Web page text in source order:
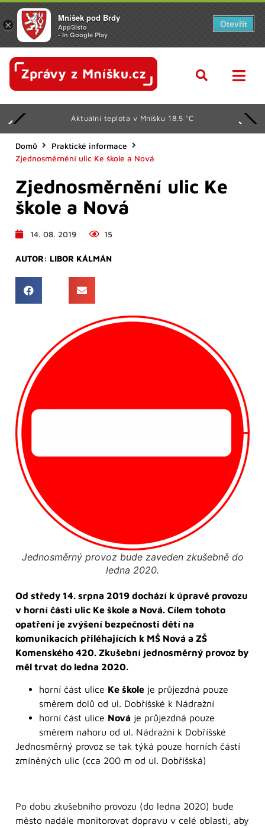
Aktuální teplota v Mníšku 18.5 °C
Domů
Praktické informace
Zjednosměrnění ulic Ke škole a Nová
Zjednosměrnění ulic Ke
škole a Nová
14. 08. 2019 15
AUTOR: LIBOR KÁLMÁN
Jednosměrný provoz bude zaveden zkušebně do
ledna 2020.
Od středy 14. srpna 2019 dochází k úpravě provozu
v horní části ulic Ke škole a Nová. Cílem tohoto
opatření je zvýšení bezpečnosti dětí na
komunikacích přiléhajících k MŠ Nová a ZŠ
Komenského 420. Zkušební jednosměrný provoz by
měl trvat do ledna 2020.
horní část ulice Ke škole je průjezdná pouze
směrem dolů od ul. Dobříšské k Nádražní
horní část ulice Nová je průjezdná pouze
směrem nahoru od ul. Nádražní k Dobříšské
Jednosměrný provoz se tak týká pouze horních částí
zmíněných ulic (cca 200 m od ul. Dobříšská)
Po dobu zkušebního provozu (do ledna 2020) bude
město nadále monitorovat dopravu v celé oblasti, aby
×
Mníšek pod Brdy
AppSisto
- In Google Play
Otevřít